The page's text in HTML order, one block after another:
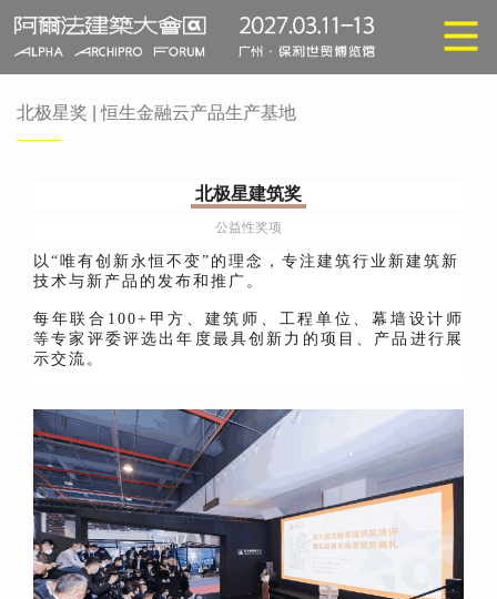
北极星奖 | 恒生金融云产品生产基地
北极星建筑奖
公益性奖项
以“唯有创新永恒不变”的理念，专注建筑行业新建筑新
技术与新产品的发布和推广。
每年联合100+甲方、建筑师、工程单位、幕墙设计师
等专家评委评选出年度最具创新力的项目、产品进行展
示交流。